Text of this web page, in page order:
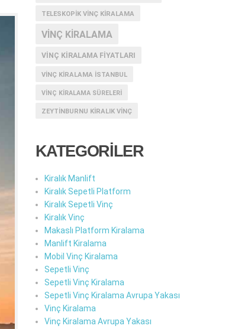
TELESKOPIK VINÇ KIRALAMA
VINÇ KIRALAMA
VINÇ KIRALAMA FIYATLARI
VINÇ KIRALAMA ISTANBUL
VINÇ KIRALAMA SÜRELERI
ZEYTINBURNU KIRALIK VINÇ
KATEGORİLER
Kiralık Manlift
Kiralık Sepetli Platform
Kiralık Sepetli Vinç
Kiralık Vinç
Makaslı Platform Kiralama
Manlift Kiralama
Mobil Vinç Kiralama
Sepetli Vinç
Sepetli Vinç Kiralama
Sepetli Vinç Kiralama Avrupa Yakası
Vinç Kiralama
Vinç Kiralama Avrupa Yakası